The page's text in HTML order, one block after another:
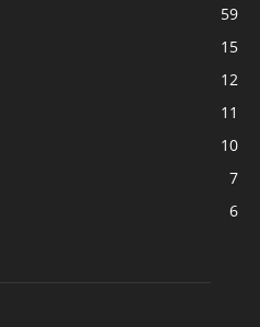
59
15
12
11
10
7
6